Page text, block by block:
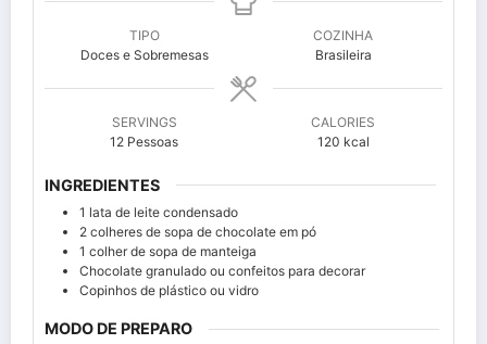
TIPO
Doces e Sobremesas
COZINHA
Brasileira
SERVINGS
12 Pessoas
CALORIES
120 kcal
INGREDIENTES
1 lata de leite condensado
2 colheres de sopa de chocolate em pó
1 colher de sopa de manteiga
Chocolate granulado ou confeitos para decorar
Copinhos de plástico ou vidro
MODO DE PREPARO